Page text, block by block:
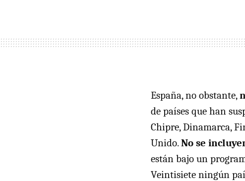
España, no obstante,
de países que han
Chipre, Dinamarca,
Unido.No se
están bajo un
Veintisiete ningún